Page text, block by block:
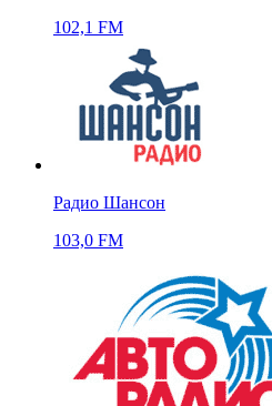
102,1 FM
Радио Шансон
103,0 FM